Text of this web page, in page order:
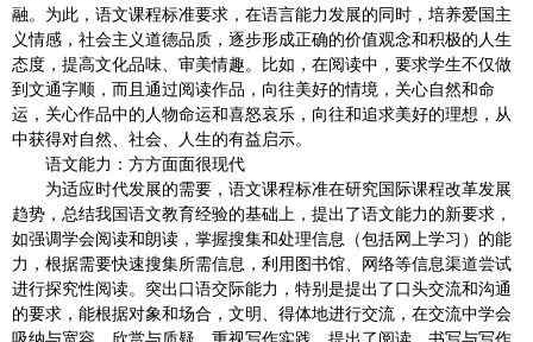
融。为此，语文课程标准要求，在语言能力发展的同时，培养爱国主
义情感，社会主义道德品质，逐步形成正确的价值观念和积极的人生
态度，提高文化品味、审美情趣。比如，在阅读中，要求学生不仅做
到文通字顺，而且通过阅读作品，向往美好的情境，关心自然和命
运，关心作品中的人物命运和喜怒哀乐，向往和追求美好的理想，从
中获得对自然、社会、人生的有益启示。
语文能力：方方面面很现代
为适应时代发展的需要，语文课程标准在研究国际课程改革发展
趋势，总结我国语文教育经验的基础上，提出了语文能力的新要求，
如强调学会阅读和朗读，掌握搜集和处理信息（包括网上学习）的能
力，根据需要快速搜集所需信息，利用图书馆、网络等信息渠道尝试
进行探究性阅读。突出口语交际能力，特别是提出了口头交流和沟通
的要求，能根据对象和场合，文明、得体地进行交流，在交流中学会